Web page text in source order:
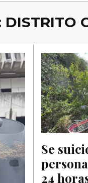
DISTRITO
Se
24